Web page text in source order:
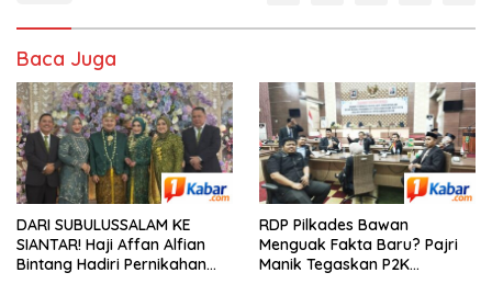
Baca Juga
DARI SUBULUSSALAM KE
SIANTAR! Haji Affan Alfian
Bintang Hadiri Pernikahan
RDP Pilkades Bawan
Menguak Fakta Baru? Pajri
Manik Tegaskan P2K